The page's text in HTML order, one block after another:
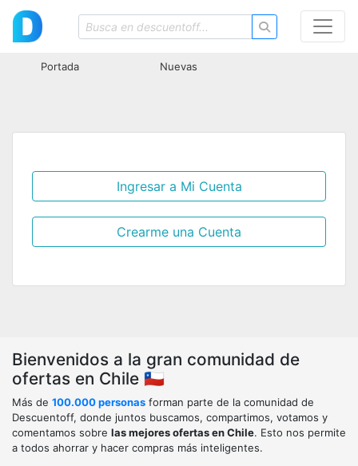
Portada Nuevas
Ingresar a Mi Cuenta
Crearme una Cuenta
Bienvenidos a la gran comunidad de
ofertas en Chile 🇨🇱
Más de 100.000 personas forman parte de la comunidad de
Descuentoff, donde juntos buscamos, compartimos, votamos y
comentamos sobre las mejores ofertas en Chile. Esto nos permite
a todos ahorrar y hacer compras más inteligentes.